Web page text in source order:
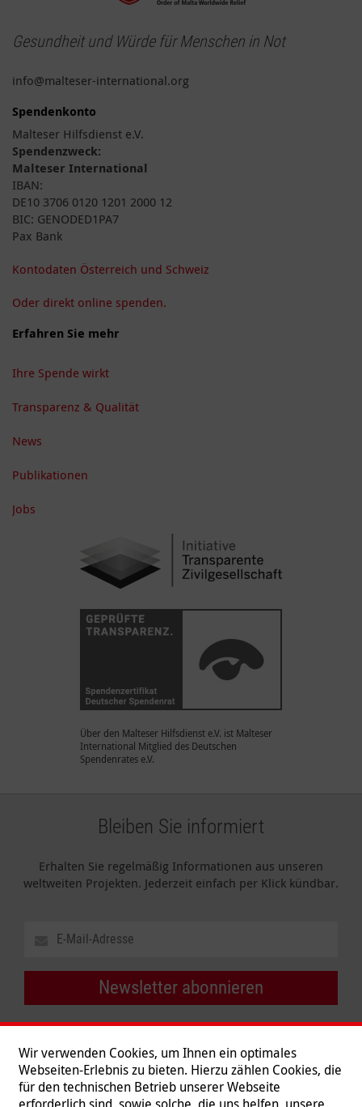
Gesundheit und Würde für Menschen in Not
info@malteser-international.org
Spendenkonto
Malteser Hilfsdienst e.V.
Spendenzweck:
Malteser International
IBAN:
DE10 3706 0120 1201 2000 12
BIC: GENODED1PA7
Pax Bank
Kontodaten Österreich und Schweiz
Oder direkt online spenden.
Erfahren Sie mehr
Ihre Spende wirkt
Transparenz & Qualität
News
Publikationen
Jobs
Über den Malteser Hilfsdienst e.V. ist Malteser
International Mitglied des Deutschen
Spendenrates e.V.
Bleiben Sie informiert
Erhalten Sie regelmäßig Informationen aus unseren
weltweiten Projekten. Jederzeit einfach per Klick kündbar.
Newsletter abonnieren
Wir verwenden Cookies, um Ihnen ein optimales
Webseiten-Erlebnis zu bieten. Hierzu zählen Cookies, die
für den technischen Betrieb unserer Webseite
erforderlich sind, sowie solche, die uns helfen, unsere